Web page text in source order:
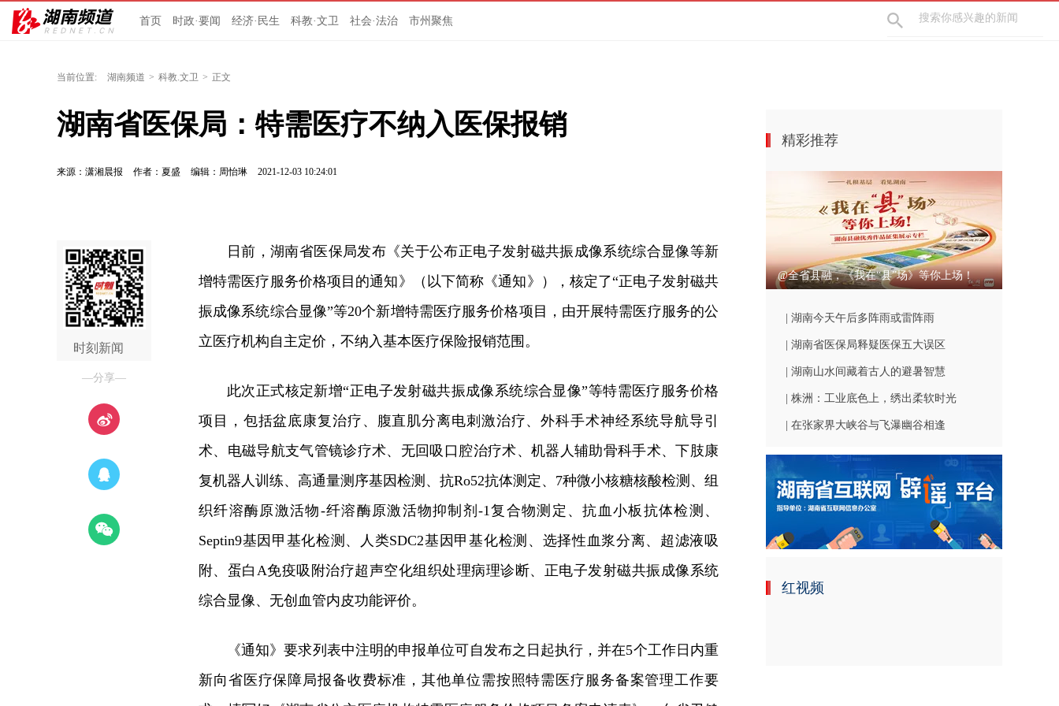
首页 时政·要闻 经济·民生 科教·文卫 社会·法治 市州聚焦
当前位置: 湖南频道 > 科教.文卫 > 正文
湖南省医保局：特需医疗不纳入医保报销
来源：潇湘晨报 作者：夏盛 编辑：周怡琳 2021-12-03 10:24:01
时刻新闻
—分享—
日前，湖南省医保局发布《关于公布正电子发射磁共振成像系统综合显像等新
增特需医疗服务价格项目的通知》（以下简称《通知》），核定了“正电子发射磁共
振成像系统综合显像”等20个新增特需医疗服务价格项目，由开展特需医疗服务的公
立医疗机构自主定价，不纳入基本医疗保险报销范围。
此次正式核定新增“正电子发射磁共振成像系统综合显像”等特需医疗服务价格
项目，包括盆底康复治疗、腹直肌分离电刺激治疗、外科手术神经系统导航导引
术、电磁导航支气管镜诊疗术、无回吸口腔治疗术、机器人辅助骨科手术、下肢康
复机器人训练、高通量测序基因检测、抗Ro52抗体测定、7种微小核糖核酸检测、组
织纤溶酶原激活物-纤溶酶原激活物抑制剂-1复合物测定、抗血小板抗体检测、
Septin9基因甲基化检测、人类SDC2基因甲基化检测、选择性血浆分离、超滤液吸
附、蛋白A免疫吸附治疗超声空化组织处理病理诊断、正电子发射磁共振成像系统
综合显像、无创血管内皮功能评价。
《通知》要求列表中注明的申报单位可自发布之日起执行，并在5个工作日内重
新向省医疗保障局报备收费标准，其他单位需按照特需医疗服务备案管理工作要
精彩推荐
@全省县融，《我在“县”场》等你上场！
| 湖南今天午后多阵雨或雷阵雨
| 湖南省医保局释疑医保五大误区
| 湖南山水间藏着古人的避暑智慧
| 株洲：工业底色上，绣出柔软时光
| 在张家界大峡谷与飞瀑幽谷相逢
红视频